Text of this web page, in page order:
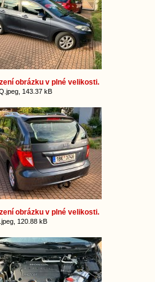
obrázku v plné velikosti.
143.37 kB
obrázku v plné velikosti.
120.88 kB